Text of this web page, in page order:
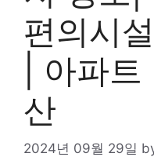
편의시
| 아파
산
2024년 09월 29일